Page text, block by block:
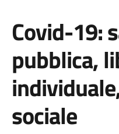
Covid-19:
pubblica,
sociale